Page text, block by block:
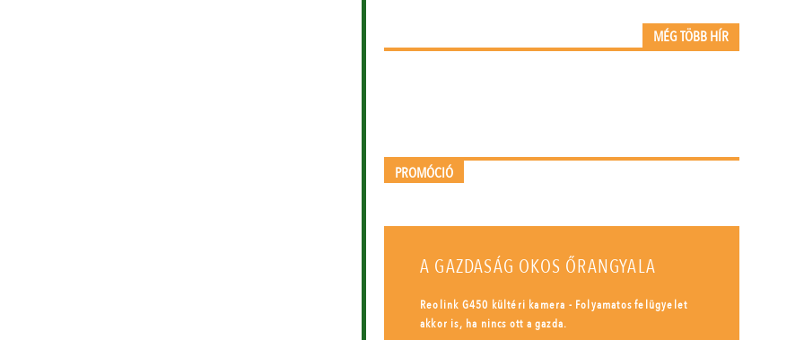
MÉG TÖBB HÍR
PROMÓCIÓ
A GAZDASÁG OKOS ŐRANGYALA
Reolink G450 kültéri kamera - Folyamatos felügyelet
akkor is, ha nincs ott a gazda.